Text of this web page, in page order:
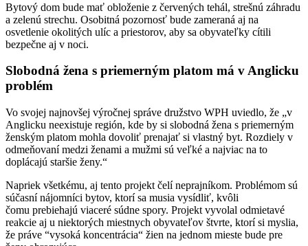
Bytový dom bude mať obloženie z červených tehál, strešnú záhradu
a zelenú strechu. Osobitná pozornosť bude zameraná aj na
osvetlenie okolitých ulíc a priestorov, aby sa obyvateľky cítili
bezpečne aj v noci.
Slobodná žena s priemerným platom má v Anglicku
problém
Vo svojej najnovšej výročnej správe družstvo WPH uviedlo, že „v
Anglicku neexistuje región, kde by si slobodná žena s priemerným
ženským platom mohla dovoliť prenajať si vlastný byt. Rozdiely v
odmeňovaní medzi ženami a mužmi sú veľké a najviac na to
doplácajú staršie ženy.“
Napriek všetkému, aj tento projekt čelí neprajníkom. Problémom sú
súčasní nájomníci bytov, ktorí sa musia vysídliť, kvôli
čomu prebiehajú viaceré súdne spory. Projekt vyvolal odmietavé
reakcie aj u niektorých miestnych obyvateľov štvrte, ktorí si myslia,
že práve “vysoká koncentrácia“ žien na jednom mieste bude pre